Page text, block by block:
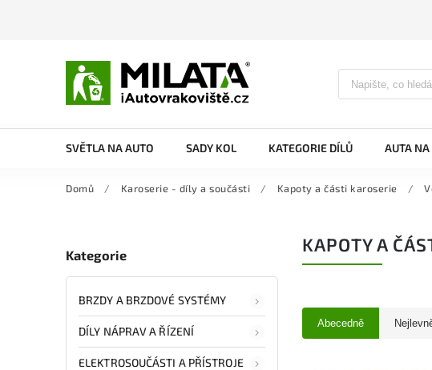
SVĚTLA NA AUTO SADY KOL KATEGORIE DÍLŮ AUTA NA
Domů / Karoserie - díly a součásti / Kapoty a části karoserie /
Kategorie
BRZDY A BRZDOVÉ SYSTÉMY
DÍLY NÁPRAV A ŘÍZENÍ
ELEKTROSOUČÁSTI A PŘÍSTROJE
KAPOTY A
Abecedně